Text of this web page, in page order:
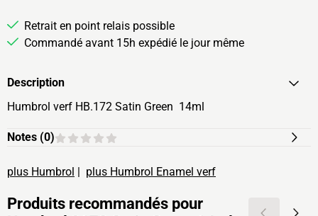
Retrait en point relais possible
Commandé avant 15h expédié le jour même
Description
Humbrol verf HB.172 Satin Green 14ml
Notes (0)
plus Humbrol | plus Humbrol Enamel verf
Produits recommandés pour